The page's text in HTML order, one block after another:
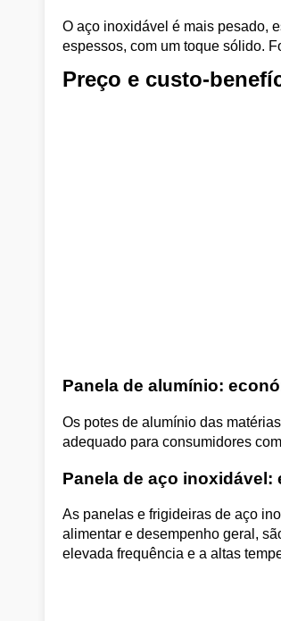
O aço inoxidável é mais pesado,
espessos, com um toque sólido.
Preço e custo-
Panela de alumínio:
Os potes de alumínio das
adequado para consumidores
Panela de aço
As panelas e frigideiras de aço
alimentar e desempenho geral,
elevada frequência e a altas